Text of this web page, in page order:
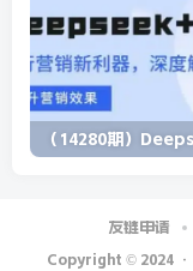
友链申请
Copyright © 2024 ·